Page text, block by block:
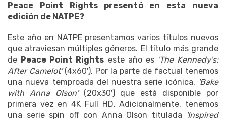
Peace Point Rights presentó en esta nueva
edición de NATPE?
Este año en NATPE presentamos varios títulos nuevos
que atraviesan múltiples géneros. El título más grande
de Peace Point Rights este año es 'The Kennedy's:
After Camelot'(4x60'). Por la parte de factual tenemos
una nueva temproada del nuestra serie icónica, 'Bake
with Anna Olson' (20x30') que está disponible por
primera vez en 4K Full HD. Adicionalmente, tenemos
una serie spin off con Anna Olson titulada
'Inspired